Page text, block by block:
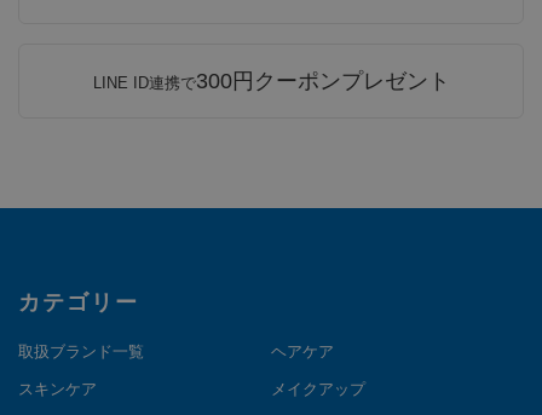
LINE ID連携で300円クーポンプレゼント
カテゴリー
取扱ブランド一覧 ヘアケア
スキンケア メイクアップ